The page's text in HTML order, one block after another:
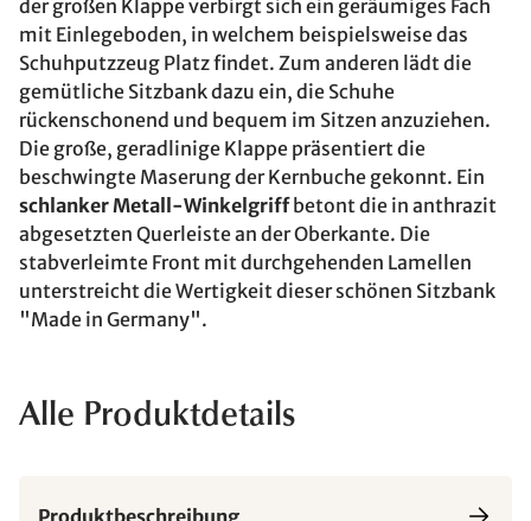
der großen Klappe verbirgt sich ein geräumiges Fach
mit Einlegeboden, in welchem beispielsweise das
Schuhputzzeug Platz findet. Zum anderen lädt die
gemütliche Sitzbank dazu ein, die Schuhe
rückenschonend und bequem im Sitzen anzuziehen.
Die große, geradlinige Klappe präsentiert die
beschwingte Maserung der Kernbuche gekonnt. Ein
schlanker Metall-Winkelgriffbetont die in anthrazit
abgesetzten Querleiste an der Oberkante. Die
stabverleimte Front mit durchgehenden Lamellen
unterstreicht die Wertigkeit dieser schönen Sitzbank
"Made in Germany".
Alle Produktdetails
Produktbeschreibung